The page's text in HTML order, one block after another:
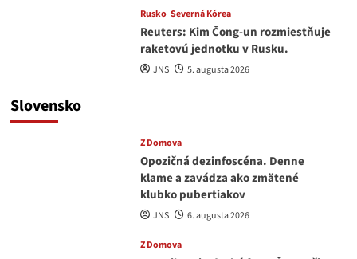
Rusko Severná Kórea
Reuters: Kim Čong-un rozmiestňuje
raketovú jednotku v Rusku.
JNS 5. augusta 2026
Slovensko
Z Domova
Opozičná dezinfoscéna. Denne
klame a zavádza ako zmätené
klubko pubertiakov
JNS 6. augusta 2026
Z Domova